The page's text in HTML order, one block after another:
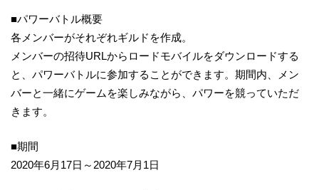
■パワーバトル概要
各メンバーがそれぞれギルドを作成。
メンバーの招待URLからロードモバイルをダウンロードする
と、パワーバトルに参加することができます。期間内、メン
バーと一緒にゲームを楽しみながら、パワーを競っていただ
きます。
■期間
2020年6月17日～2020年7月1日